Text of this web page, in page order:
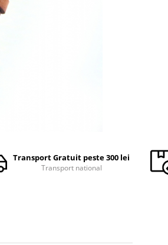
Transport Gratuit peste 300 lei
Transport national